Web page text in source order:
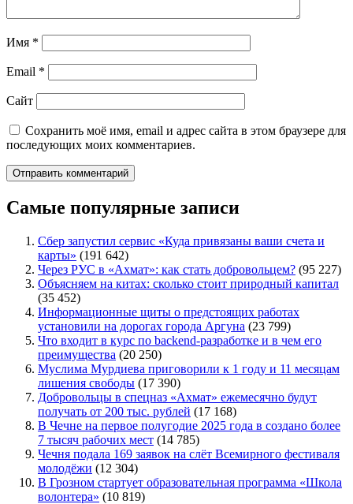
Имя *
Email *
Сайт
Сохранить моё имя, email и адрес сайта в этом браузере для
последующих моих комментариев.
Самые популярные записи
Сбер запустил сервис «Куда привязаны ваши счета и
карты» (191 642)
Через РУС в «Ахмат»: как стать добровольцем? (95 227)
Объясняем на китах: сколько стоит природный капитал
(35 452)
Информационные щиты о предстоящих работах
установили на дорогах города Аргуна (23 799)
Что входит в курс по backend-разработке и в чем его
преимущества (20 250)
Муслима Мурдиева приговорили к 1 году и 11 месяцам
лишения свободы (17 390)
Добровольцы в спецназ «Ахмат» ежемесячно будут
получать от 200 тыс. рублей (17 168)
В Чечне на первое полугодие 2025 года в создано более
7 тысяч рабочих мест (14 785)
Чечня подала 169 заявок на слёт Всемирного фестиваля
молодёжи (12 304)
В Грозном стартует образовательная программа «Школа
волонтера» (10 819)